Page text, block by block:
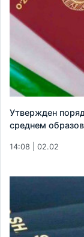
Утвержден
среднем
14:08 | 02.02